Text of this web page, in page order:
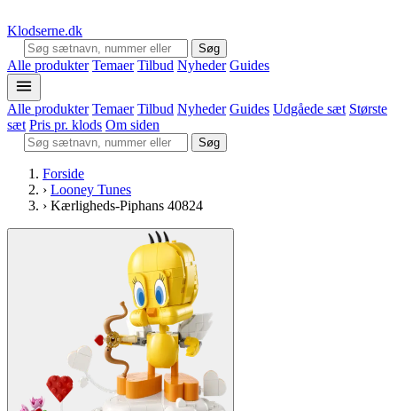
Klodserne.dk
Søg
Alle produkter Temaer Tilbud Nyheder Guides
Alle produkter Temaer Tilbud Nyheder Guides Udgåede sæt Største
sæt Pris pr. klods Om siden
Søg
Forside
› Looney Tunes
› Kærligheds-Piphans 40824